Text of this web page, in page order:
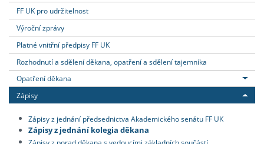
FF UK pro udržitelnost
Výroční zprávy
Platné vnitřní předpisy FF UK
Rozhodnutí a sdělení děkana, opatření a sdělení tajemníka
Opatření děkana
Zápisy
Zápisy z jednání předsednictva Akademického senátu FF UK
Zápisy z jednání kolegia děkana
Zápisy z porad děkana s vedoucími základních součástí